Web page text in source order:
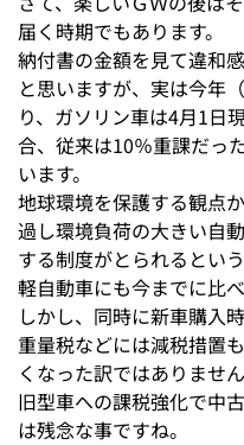
届く時期でもあります。
納付書の金額を見て違和
と思いますが、実は今年
り、ガソリン車は4月1日
合、従来は10％重課だっ
います。
地球環境を保護する観点
過し環境負荷の大きい自
する制度がとられるという
軽自動車にも今までに比
しかし、同時に新車購入
重量税などには減税措置
くなった訳ではありませ
旧型車への課税強化で中
は残念な事ですね。